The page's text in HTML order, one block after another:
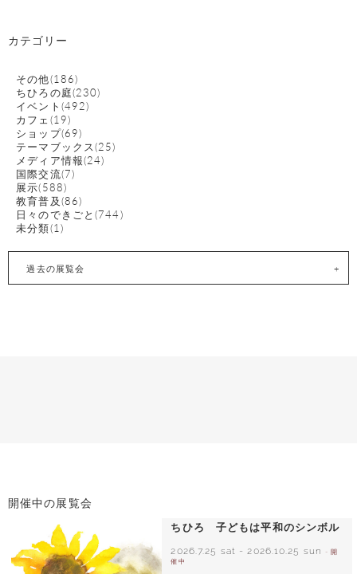
カテゴリー
その他(186)
ちひろの庭(230)
イベント(492)
カフェ(19)
ショップ(69)
テーマブックス(25)
メディア情報(24)
国際交流(7)
展示(588)
教育普及(86)
日々のできごと(744)
未分類(1)
過去の展覧会
開催中の展覧会
ちひろ 子どもは平和のシンボル
2026.7.25 sat -2026.10.25 sun
- 開
催中